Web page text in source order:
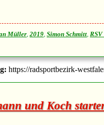
Müller, 2019, Simon Schmitt, RSV
https://radsportbezirk-
und Koch